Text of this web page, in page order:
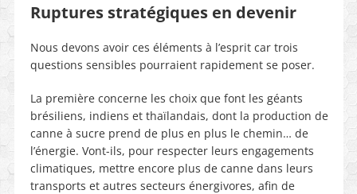
Ruptures stratégiques en devenir
Nous devons avoir ces éléments à l’esprit car trois
questions sensibles pourraient rapidement se poser.
La première concerne les choix que font les géants
brésiliens, indiens et thaïlandais, dont la production de
canne à sucre prend de plus en plus le chemin… de
l’énergie. Vont-ils, pour respecter leurs engagements
climatiques, mettre encore plus de canne dans leurs
transports et autres secteurs énergivores, afin de